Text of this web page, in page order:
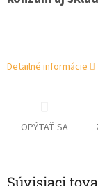
Detailné informácie
OPÝTAŤ SA
Súvisiaci